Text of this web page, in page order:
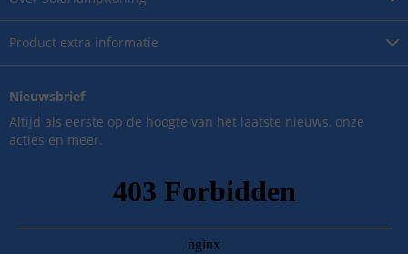
Product extra informatie
Nieuwsbrief
Altijd als eerste op de hoogte van het laatste nieuws, onze
acties en meer.